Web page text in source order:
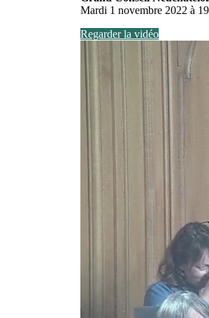
Mardi 1 novembre 2022 à
Regarder la vidéo